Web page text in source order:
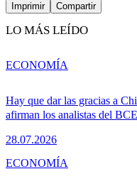
Imprimir Compartir
LO MÁS LEÍDO
Hay que dar las gracias a
afirman los analistas del BCE
28.07.2026
ECONOMÍA
ECONOMÍA